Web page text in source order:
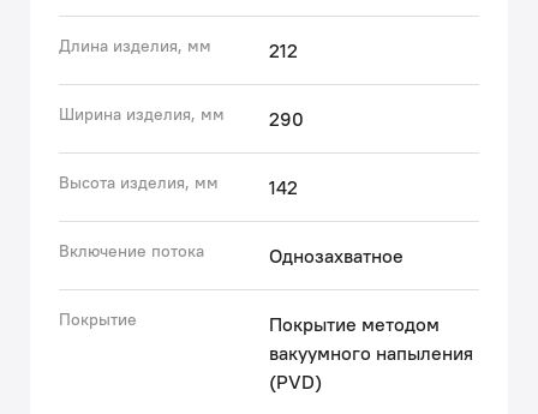
• Плавный ход ручки и абсолютная точность
регулировки температуры и напора воды — за счет
гарантирует р
Длина изделия, мм 212
Ширина изделия, мм 290
Высота изделия, мм 142
Включение потока Однозахватное
Покрытие
Покрытие методом
вакуумного напыления
(PVD)